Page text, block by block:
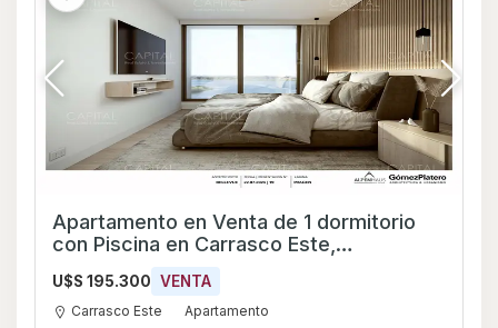
Apartamento en Venta de 1 dormitorio
con Piscina en Carrasco Este,
Montevideo
U$S 195.300 VENTA
Carrasco Este Apartamento